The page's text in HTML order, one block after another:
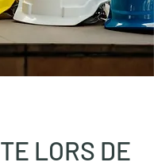
LORS DE